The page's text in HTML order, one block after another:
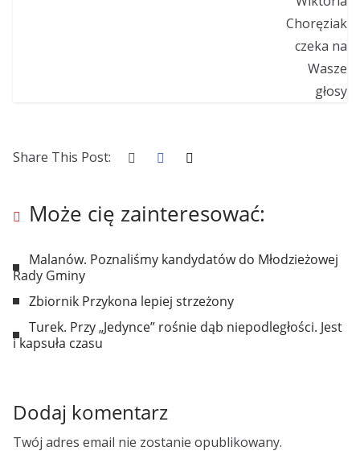
Share This Post:
Może cię zainteresować:
Malanów. Poznaliśmy kandydatów do Młodzieżowej
Rady Gminy
Zbiornik Przykona lepiej strzeżony
Turek. Przy „Jedynce” rośnie dąb niepodległości. Jest
i kapsuła czasu
Dodaj komentarz
Twój adres email nie zostanie opublikowany.